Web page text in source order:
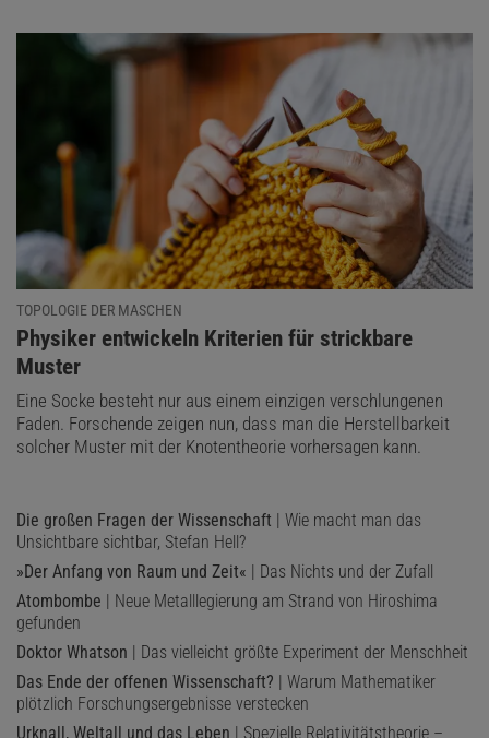
TOPOLOGIE DER MASCHEN
:
Physiker entwickeln Kriterien für strickbare
Muster
Eine Socke besteht nur aus einem einzigen verschlungenen
Faden. Forschende zeigen nun, dass man die Herstellbarkeit
solcher Muster mit der Knotentheorie vorhersagen kann.
Die großen Fragen der Wissenschaft | Wie macht man das
Unsichtbare sichtbar, Stefan Hell?
»Der Anfang von Raum und Zeit« | Das Nichts und der Zufall
Atombombe | Neue Metalllegierung am Strand von Hiroshima
gefunden
Doktor Whatson | Das vielleicht größte Experiment der Menschheit
Das Ende der offenen Wissenschaft? | Warum Mathematiker
plötzlich Forschungsergebnisse verstecken
Urknall, Weltall und das Leben | Spezielle Relativitätstheorie –